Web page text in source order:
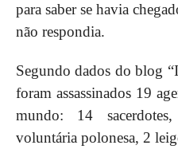
para saber se havia
não respondia.
Segundo dados do blog
foram assassinados 19
mundo: 14
voluntária polonesa, 2